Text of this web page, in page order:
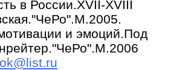
в России.XVII-XVIII
и эмоций.Под